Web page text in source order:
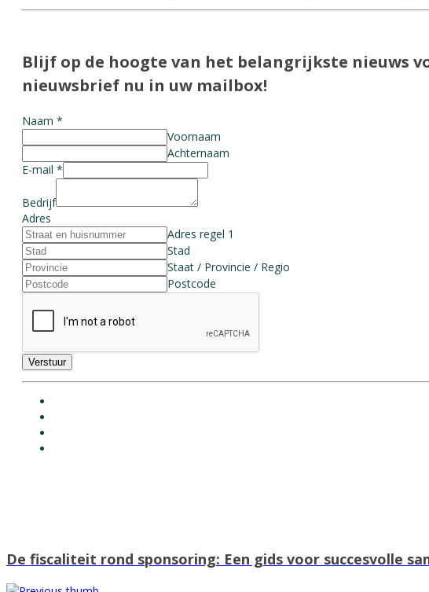
Blijf op de hoogte van het belangrijkste nieuws
nieuwsbrief nu in uw mailbox!
Naam *
Voornaam
Achternaam
E-mail *
Bedrijf
Adres
Adres regel 1
Stad
Staat / Provincie / Regio
Postcode
Verstuur
De fiscaliteit rond sponsoring: Een gids voor succesvolle